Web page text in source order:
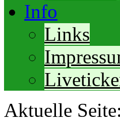
Info
Links
Aktuelle Seite: